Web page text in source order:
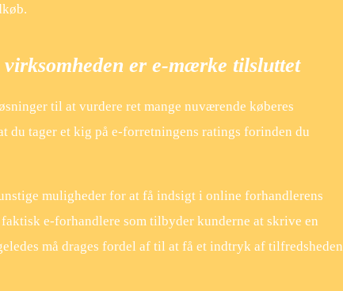
er e-mærke tilsluttet
til at vurdere ret mange nuværende køberes
du tager et kig på e-forretningens ratings forinden du
muligheder for at få indsigt i online forhandlerens
e-forhandlere som tilbyder kunderne at skrive en
må drages fordel af til at få et indtryk af tilfredsheden